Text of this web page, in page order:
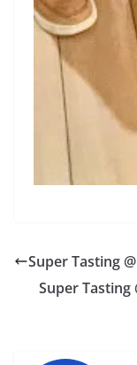
Super Tasting
Super Tasting